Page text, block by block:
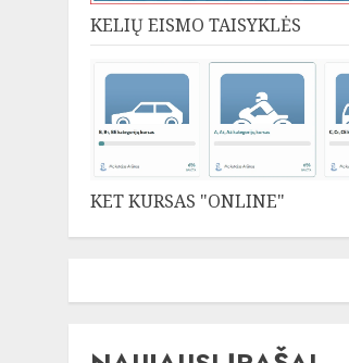
KELIŲ EISMO TAISYKLĖS
KET KURSAS "ONLINE"